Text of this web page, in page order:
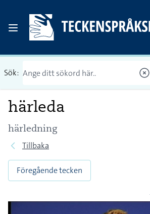
Sök:
härleda
härledning
Tillbaka
Föregående tecken